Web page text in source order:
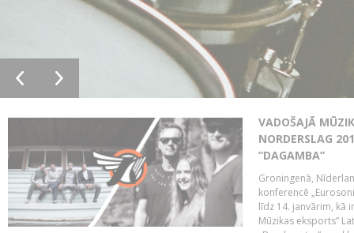
VADOŠAJĀ
NORDERSLAG
“DAGAMBA”
Groningenā,
konferencē
līdz 14. janvārim, kā
Mūzikas eksports”